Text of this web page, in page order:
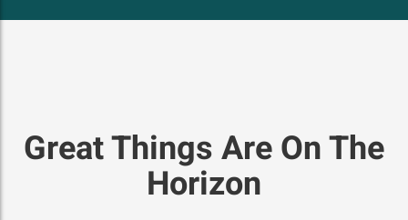
Great Things Are On The
Horizon